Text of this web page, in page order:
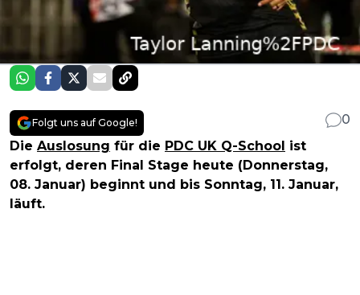
Folgt uns auf Google!
0
Die Auslosung für die PDC UK Q-School ist
erfolgt, deren Final Stage heute (Donnerstag,
08. Januar) beginnt und bis Sonntag, 11. Januar,
läuft.